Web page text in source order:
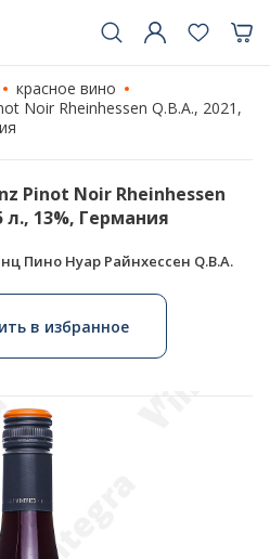
красное вино
Noir Rheinhessen Q.B.A., 2021,
Pinot Noir Rheinhessen
л., 13%, Германия
Пино Нуар Райнхессен Q.B.A.
в избранное